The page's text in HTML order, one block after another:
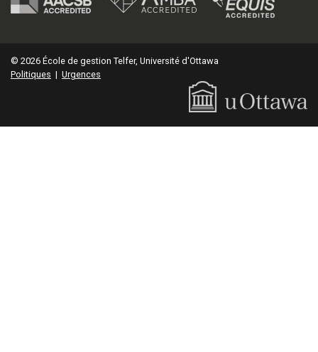
© 2026 École de gestion Telfer, Université d'Ottawa
Politiques | Urgences